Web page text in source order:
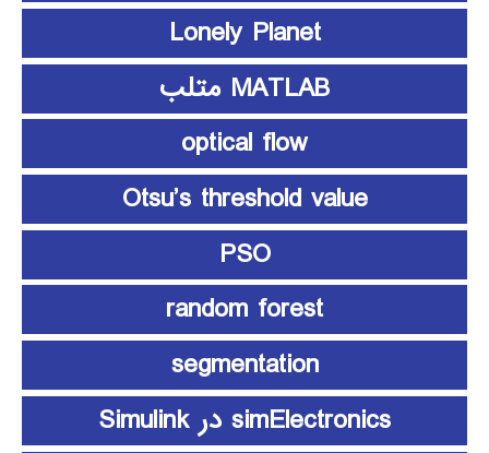
Lonely Planet
MATLAB متلب
optical flow
Otsu’s threshold value
PSO
random forest
segmentation
simElectronics در Simulink